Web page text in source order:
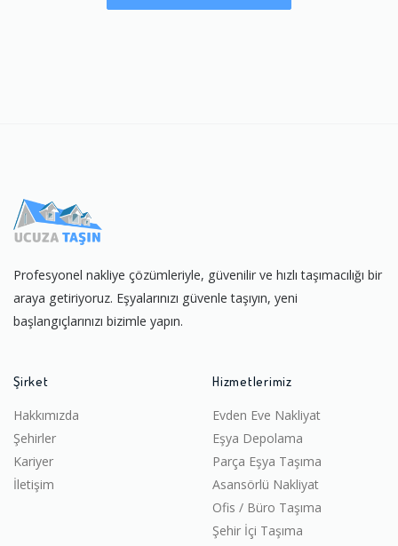
Profesyonel nakliye çözümleriyle, güvenilir ve hızlı taşımacılığı bir
araya getiriyoruz. Eşyalarınızı güvenle taşıyın, yeni
başlangıçlarınızı bizimle yapın.
Şirket
Hakkımızda
Şehirler
Kariyer
İletişim
Hizmetlerimiz
Evden Eve Nakliyat
Eşya Depolama
Parça Eşya Taşıma
Asansörlü Nakliyat
Ofis / Büro Taşıma
Şehir İçi Taşıma